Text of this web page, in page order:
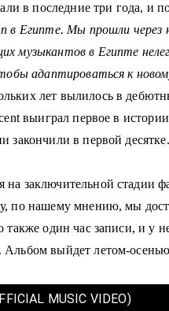
в последние три года,
в Египте. Мы прошли через
музыкантов в Египте
адаптироваться к
лет вылилось в
выиграл первое в
закончили в первой десятке.
заключительной стадии
по нашему мнению, мы
также один час записи, и у
выйдет летом-
MUSIC VIDEO)